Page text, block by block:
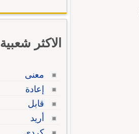
الاكثر شعبية
معنى
إعادة
قابل
أريد